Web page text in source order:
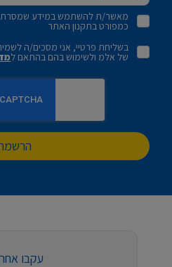
מאשר/ת להשתמש במידע שמסרתי
כמפורט בתקנון האתר
בשליחת פרטיי, אני מסכים/ה
של אלמ ולשימוש בהם בהתאם ל
עקבו